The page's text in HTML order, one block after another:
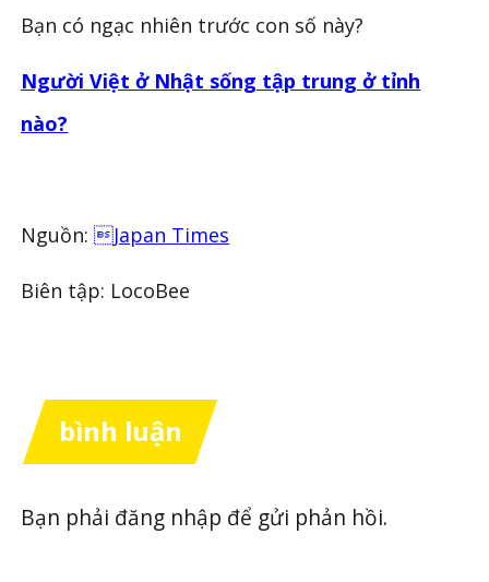
Bạn có ngạc nhiên trước con số này?
Người Việt ở Nhật sống tập trung ở tỉnh
nào?
Nguồn:Japan Times
Biên tập: LocoBee
bình luận
Bạn phải đăng nhập để gửi phản hồi.